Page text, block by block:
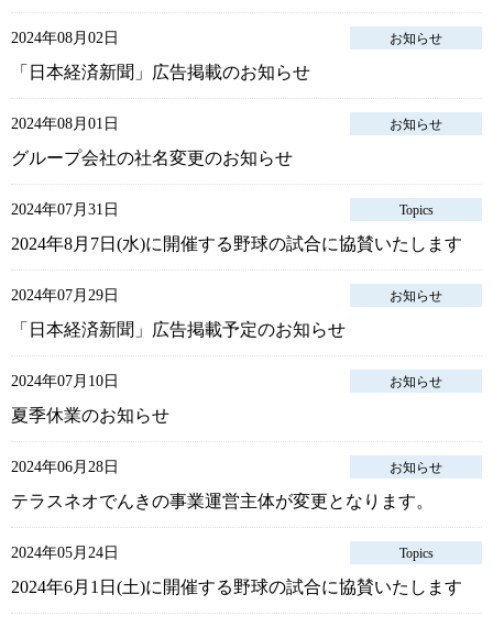
2024年08月02日 お知らせ
「日本経済新聞」広告掲載のお知らせ
2024年08月01日 お知らせ
グループ会社の社名変更のお知らせ
2024年07月31日 Topics
2024年8月7日(水)に開催する野球の試合に協賛いたします
2024年07月29日 お知らせ
「日本経済新聞」広告掲載予定のお知らせ
2024年07月10日 お知らせ
夏季休業のお知らせ
2024年06月28日 お知らせ
テラスネオでんきの事業運営主体が変更となります。
2024年05月24日 Topics
2024年6月1日(土)に開催する野球の試合に協賛いたします